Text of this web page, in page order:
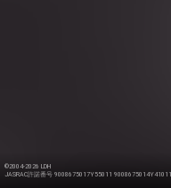
©2004-2026 LDH
JASRAC許諾番号 9008675017Y55011 9008675014Y41011